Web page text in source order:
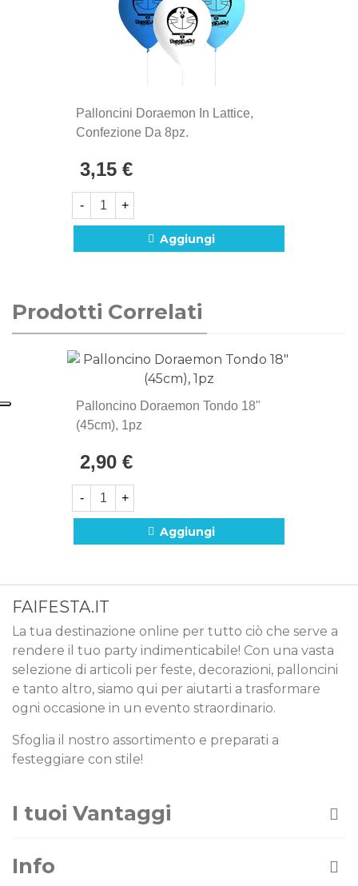
Palloncini Doraemon In Lattice,
Confezione Da 8pz.
3,15 €
- +
Aggiungi
Prodotti Correlati
Palloncino Doraemon Tondo 18"
(45cm), 1pz
2,90 €
- +
Aggiungi
FAIFESTA.IT
La tua destinazione online per tutto ciò che serve a
rendere il tuo party indimenticabile! Con una vasta
selezione di articoli per feste, decorazioni, palloncini
e tanto altro, siamo qui per aiutarti a trasformare
ogni occasione in un evento straordinario.
Sfoglia il nostro assortimento e preparati a
festeggiare con stile!
I tuoi Vantaggi
Info